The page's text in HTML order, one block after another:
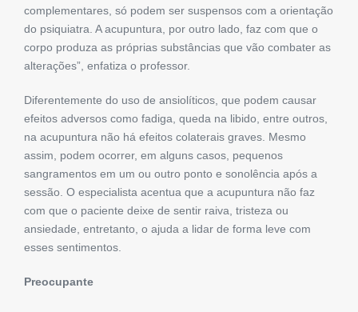
complementares, só podem ser suspensos com a orientação
do psiquiatra. A acupuntura, por outro lado, faz com que o
corpo produza as próprias substâncias que vão combater as
alterações”, enfatiza o professor.
Diferentemente do uso de ansiolíticos, que podem causar
efeitos adversos como fadiga, queda na libido, entre outros,
na acupuntura não há efeitos colaterais graves. Mesmo
assim, podem ocorrer, em alguns casos, pequenos
sangramentos em um ou outro ponto e sonolência após a
sessão. O especialista acentua que a acupuntura não faz
com que o paciente deixe de sentir raiva, tristeza ou
ansiedade, entretanto, o ajuda a lidar de forma leve com
esses sentimentos.
Preocupante